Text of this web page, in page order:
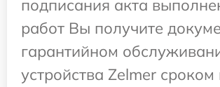
подписания акта
работ Вы получите
гарантийном
устройства Zelmer сроком